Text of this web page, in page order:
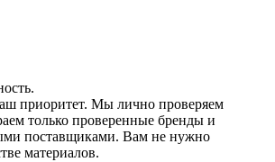
приоритет. Мы лично проверяем
только проверенные бренды и
поставщиками. Вам не нужно
материалов.